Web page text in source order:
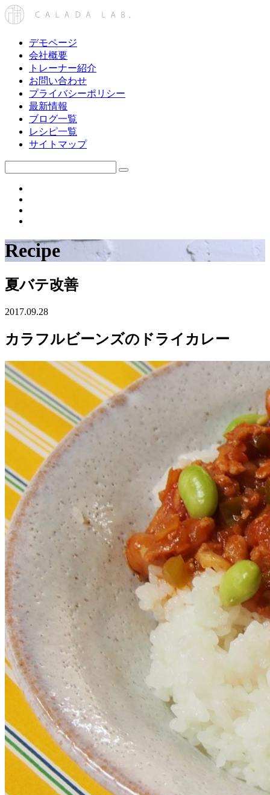
デモページ
会社概要
トレーナー紹介
お問い合わせ
プライバシーポリシー
最新情報
ブログ一覧
レシピ一覧
サイトマップ
Recipe
夏バテ改善
2017.09.28
カラフルビーンズのドライカレー